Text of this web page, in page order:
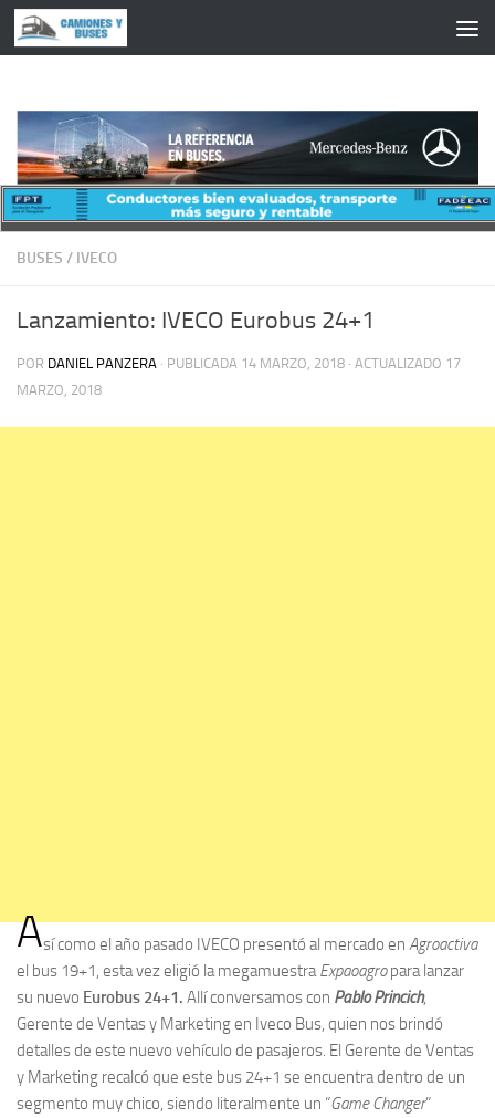
Saltar al contenido
BUSES / IVECO
Lanzamiento: IVECO Eurobus 24+1
POR DANIEL PANZERA · PUBLICADA 14 MARZO, 2018 · ACTUALIZADO 17
MARZO, 2018
Así como el año pasado IVECO presentó al mercado en Agroactiva
el bus 19+1, esta vez eligió la megamuestraExpaoagropara lanzar
su nuevo Eurobus 24+1. Allí conversamos con Pablo Princich,
Gerente de Ventas y Marketing en Iveco Bus, quien nos brindó
detalles de este nuevo vehículo de pasajeros. El Gerente de Ventas
y Marketing recalcó que este bus 24+1 se encuentra dentro de un
segmento muy chico, siendo literalmente un “Game Changer”